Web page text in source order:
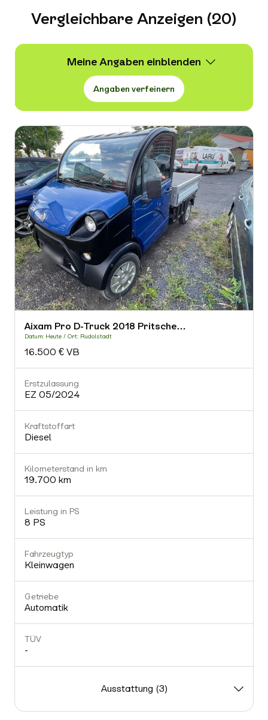
Vergleichbare Anzeigen (20)
Meine Angaben
Angaben verfeinern
Wert
1.000 -
20.000 € VB
Erstzulassung
-
Kraftstoffart
-
Kilometerstand in km
-
-
Aixam Pro D-Truck 2018 Pritsche…
Datum: Heute / Ort: Rudolstadt
16.500 € VB
Erstzulassung
EZ 05/2024
Kraftstoffart
Diesel
Kilometerstand in km
19.700 km
Leistung in PS
8 PS
Fahrzeugtyp
Kleinwagen
Getriebe
Automatik
TÜV
-
Ausstattung (3)